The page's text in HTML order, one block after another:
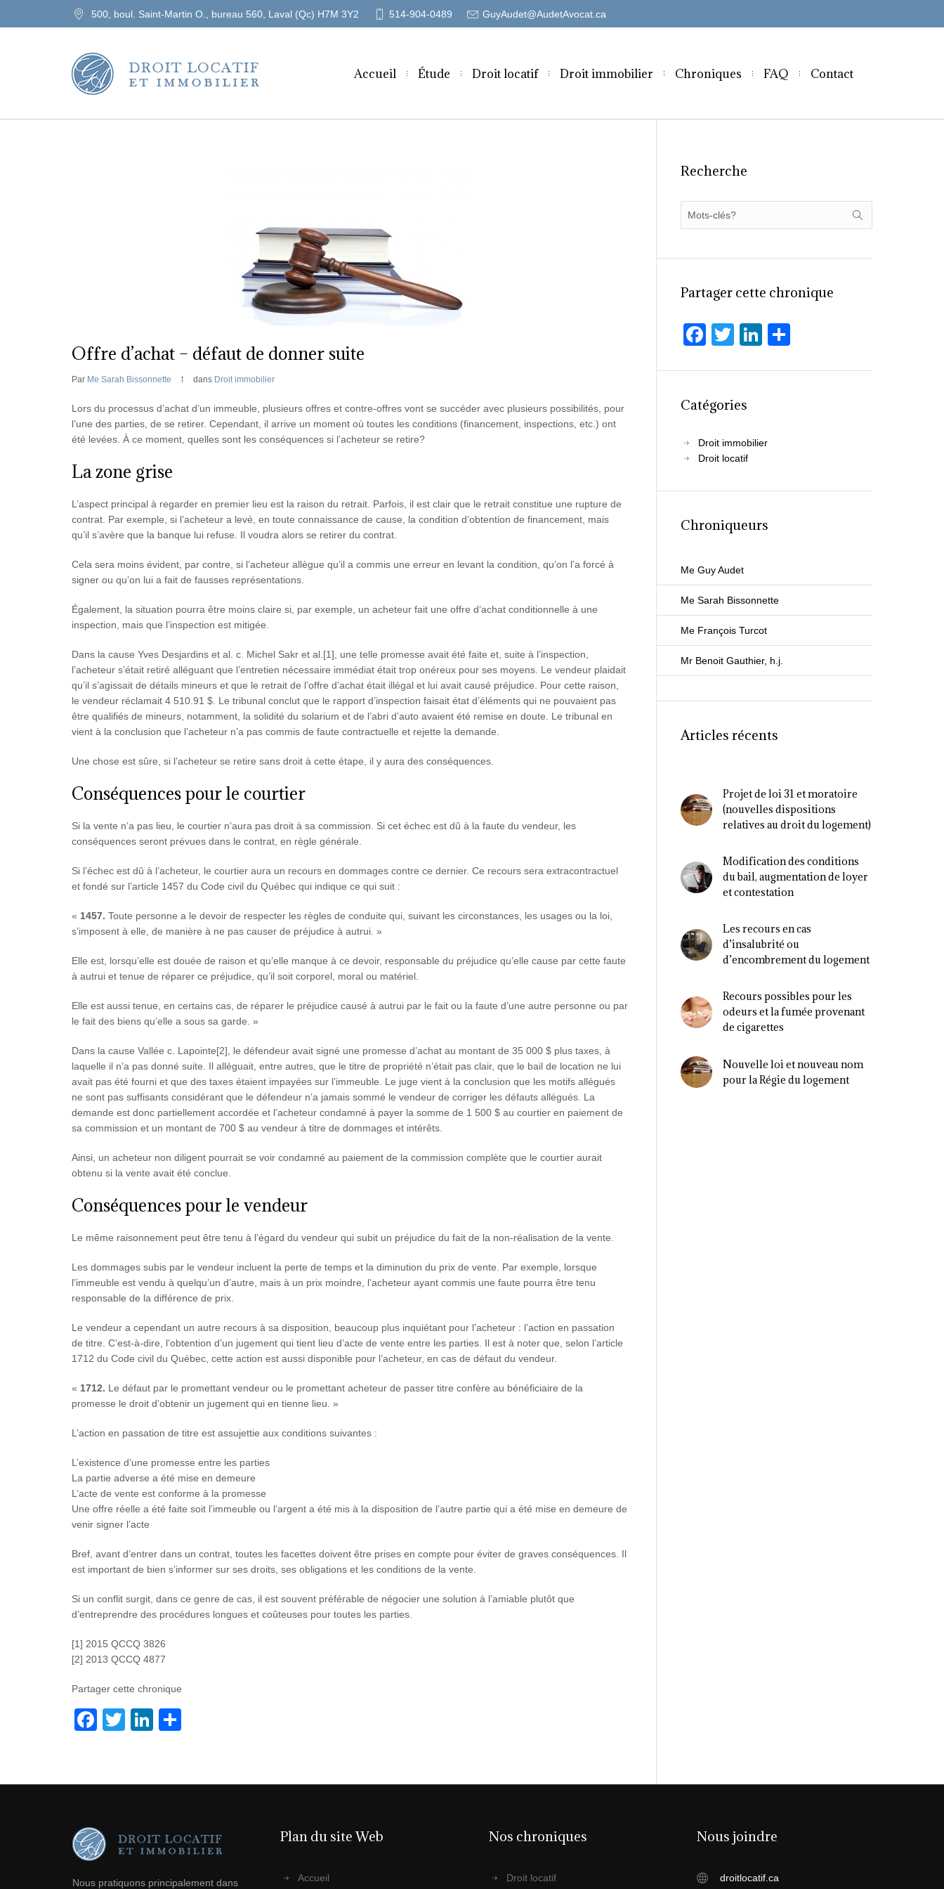
500, boul. Saint-Martin O., bureau 560, Laval (Qc) H7M 3Y2 514-904-0489 GuyAudet@AudetAvocat.ca
Accueil Étude Droit locatif Droit immobilier Chroniques FAQ Contact
Offre d’achat – défaut de donner suite
Par Me Sarah Bissonnette dans Droit immobilier
Lors du processus d’achat d’un immeuble, plusieurs offres et contre-offres vont se succéder avec plusieurs possibilités, pour
l’une des parties, de se retirer. Cependant, il arrive un moment où toutes les conditions (financement, inspections, etc.) ont
été levées. À ce moment, quelles sont les conséquences si l’acheteur se retire?
La zone grise
L’aspect principal à regarder en premier lieu est la raison du retrait. Parfois, il est clair que le retrait constitue une rupture de
contrat. Par exemple, si l’acheteur a levé, en toute connaissance de cause, la condition d’obtention de financement, mais
qu’il s’avère que la banque lui refuse. Il voudra alors se retirer du contrat.
Cela sera moins évident, par contre, si l’acheteur allègue qu’il a commis une erreur en levant la condition, qu’on l’a forcé à
signer ou qu’on lui a fait de fausses représentations.
Également, la situation pourra être moins claire si, par exemple, un acheteur fait une offre d’achat conditionnelle à une
inspection, mais que l’inspection est mitigée.
Dans la cause Yves Desjardins et al. c. Michel Sakr et al.[1], une telle promesse avait été faite et, suite à l’inspection,
l’acheteur s’était retiré alléguant que l’entretien nécessaire immédiat était trop onéreux pour ses moyens. Le vendeur plaidait
qu’il s’agissait de détails mineurs et que le retrait de l’offre d’achat était illégal et lui avait causé préjudice. Pour cette raison,
le vendeur réclamait 4 510.91 $. Le tribunal conclut que le rapport d’inspection faisait état d’éléments qui ne pouvaient pas
être qualifiés de mineurs, notamment, la solidité du solarium et de l’abri d’auto avaient été remise en doute. Le tribunal en
vient à la conclusion que l’acheteur n’a pas commis de faute contractuelle et rejette la demande.
Une chose est sûre, si l’acheteur se retire sans droit à cette étape, il y aura des conséquences.
Conséquences pour le courtier
Si la vente n’a pas lieu, le courtier n’aura pas droit à sa commission. Si cet échec est dû à la faute du vendeur, les
conséquences seront prévues dans le contrat, en règle générale.
Si l’échec est dû à l’acheteur, le courtier aura un recours en dommages contre ce dernier. Ce recours sera extracontractuel
et fondé sur l’article 1457 du Code civil du Québec qui indique ce qui suit :
« 1457. Toute personne a le devoir de respecter les règles de conduite qui, suivant les circonstances, les usages ou la loi,
s’imposent à elle, de manière à ne pas causer de préjudice à autrui. »
Elle est, lorsqu’elle est douée de raison et qu’elle manque à ce devoir, responsable du préjudice qu’elle cause par cette faute
à autrui et tenue de réparer ce préjudice, qu’il soit corporel, moral ou matériel.
Elle est aussi tenue, en certains cas, de réparer le préjudice causé à autrui par le fait ou la faute d’une autre personne ou par
le fait des biens qu’elle a sous sa garde. »
Dans la cause Vallée c. Lapointe[2], le défendeur avait signé une promesse d’achat au montant de 35 000 $ plus taxes, à
laquelle il n’a pas donné suite. Il alléguait, entre autres, que le titre de propriété n’était pas clair, que le bail de location ne lui
avait pas été fourni et que des taxes étaient impayées sur l’immeuble. Le juge vient à la conclusion que les motifs allégués
ne sont pas suffisants considérant que le défendeur n’a jamais sommé le vendeur de corriger les défauts allégués. La
demande est donc partiellement accordée et l’acheteur condamné à payer la somme de 1 500 $ au courtier en paiement de
sa commission et un montant de 700 $ au vendeur à titre de dommages et intérêts.
Ainsi, un acheteur non diligent pourrait se voir condamné au paiement de la commission complète que le courtier aurait
obtenu si la vente avait été conclue.
Conséquences pour le vendeur
Le même raisonnement peut être tenu à l’égard du vendeur qui subit un préjudice du fait de la non-réalisation de la vente.
Les dommages subis par le vendeur incluent la perte de temps et la diminution du prix de vente. Par exemple, lorsque
l’immeuble est vendu à quelqu’un d’autre, mais à un prix moindre, l’acheteur ayant commis une faute pourra être tenu
responsable de la différence de prix.
Le vendeur a cependant un autre recours à sa disposition, beaucoup plus inquiétant pour l’acheteur : l’action en passation
de titre. C’est-à-dire, l’obtention d’un jugement qui tient lieu d’acte de vente entre les parties. Il est à noter que, selon l’article
1712 du Code civil du Québec, cette action est aussi disponible pour l’acheteur, en cas de défaut du vendeur.
« 1712. Le défaut par le promettant vendeur ou le promettant acheteur de passer titre confère au bénéficiaire de la
promesse le droit d’obtenir un jugement qui en tienne lieu. »
L’action en passation de titre est assujettie aux conditions suivantes :
L’existence d’une promesse entre les parties
La partie adverse a été mise en demeure
L’acte de vente est conforme à la promesse
Une offre réelle a été faite soit l’immeuble ou l’argent a été mis à la disposition de l’autre partie qui a été mise en demeure de
venir signer l’acte
Bref, avant d’entrer dans un contrat, toutes les facettes doivent être prises en compte pour éviter de graves conséquences. Il
est important de bien s’informer sur ses droits, ses obligations et les conditions de la vente.
Si un conflit surgit, dans ce genre de cas, il est souvent préférable de négocier une solution à l’amiable plutôt que
d’entreprendre des procédures longues et coûteuses pour toutes les parties.
[1] 2015 QCCQ 3826
[2] 2013 QCCQ 4877
Partager cette chronique
F
e
o
o
k
T
er
Li
e
n
g
Recherche
Partager cette chronique
F
c
e
o
o
k
T
tt
er
Li
k
n
ta
Catégories
Droit immobilier
Droit locatif
Chroniqueurs
Me Guy Audet
Me Sarah Bissonnette
Me François Turcot
Mr Benoit Gauthier, h.j.
Articles récents
Projet de loi 31 et moratoire
(nouvelles dispositions
relatives au droit du logement)
Modification des conditions
du bail, augmentation de loyer
et contestation
Les recours en cas
d’insalubrité ou
d’encombrement du logement
Recours possibles pour les
odeurs et la fumée provenant
de cigarettes
Nouvelle loi et nouveau nom
pour la Régie du logement
Nous pratiquons principalement dans
Plan du site Web
Accueil
Nos chroniques
Droit locatif
Nous joindre
droitlocatif.ca